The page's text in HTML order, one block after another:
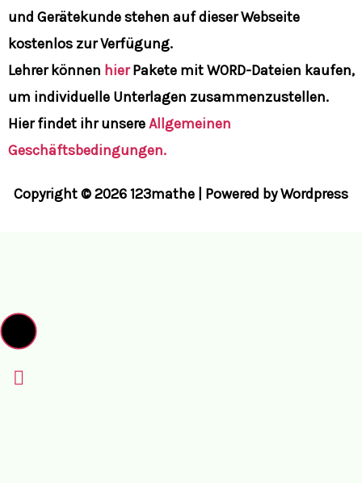
und Gerätekunde stehen auf dieser Webseite
kostenlos zur Verfügung.
Lehrer können hierPakete mitWORD-Dateien kaufen,
um individuelle Unterlagen zusammenzustellen.
Hier findet ihr unsereAllgemeinen
Geschäftsbedingungen.
Copyright © 2026 123mathe | Powered by Wordpress